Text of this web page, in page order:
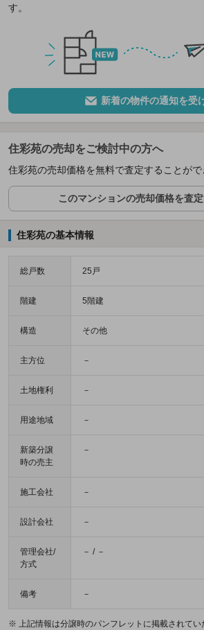
す。
新着の物件の通知を受
住彩苑の売却をご検討中の方へ
住彩苑の売却価格を無料で査定することがで
このマンションの売却価格を査定
住彩苑の基本情報
総戸数 25戸
階建 5階建
構造 その他
主方位 －
土地権利 －
用途地域 －
新築分譲
時の売主
－
施工会社 －
設計会社 －
管理会社/
方式
－ / －
備考 －
※ 上記情報は分譲時のパンフレットに掲載されてい